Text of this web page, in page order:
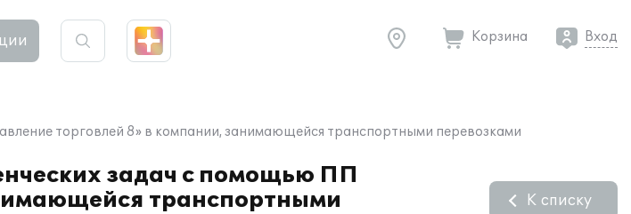
Корзина Вход
торговлей 8» в компании, занимающейся транспортными перевозками
задач с помощью ПП
транспортными
К списку